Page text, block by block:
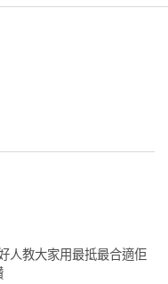
人教大家用最抵最合適佢